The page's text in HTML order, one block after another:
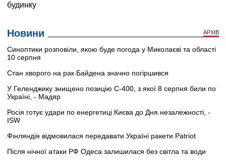
Новини АРХІВ
Синоптики розповіли, якою буде погода у Миколаєві та області
10 серпня
Стан хворого на рак Байдена значно погіршився
У Геленджику знищено позицію С-400, з якої 8 серпня били по
Україні, - Мадяр
Росія готує удари по енергетиці Києва до Дня незалежності, -
ISW
Фінляндія відмовилася передавати Україні ракети Patriot
Після нічної атаки РФ Одеса залишилася без світла та води